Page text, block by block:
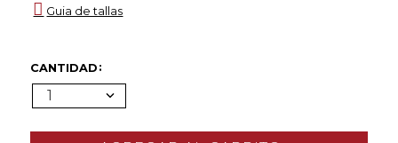
Guia de tallas
CANTIDAD
1